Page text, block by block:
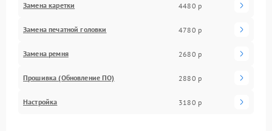
Замена каретки 4480 р
Замена печатной головки 4780 р
Замена ремня 2680 р
Прошивка (Обновление ПО) 2880 р
Настройка 3180 р